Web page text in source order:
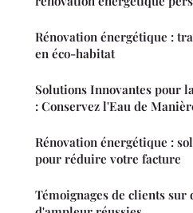
Rénovation énergétique :
en éco-habitat
Solutions Innovantes pour
: Conservez l'Eau de
Rénovation énergétique :
pour réduire votre facture
Témoignages de clients sur